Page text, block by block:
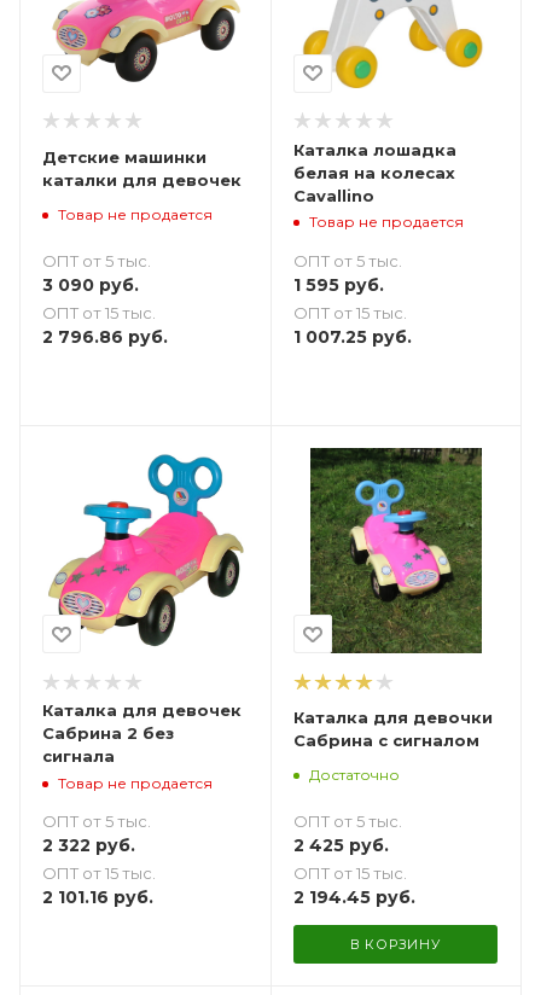
Детские машинки
каталки для девочек
Товар не продается
ОПТ от 5 тыс.
3 090 руб.
ОПТ от 15 тыс.
2 796.86 руб.
Каталка лошадка
белая на колесах
Cavallino
Товар не продается
ОПТ от 5 тыс.
1 595руб.
ОПТ от 15 тыс.
1 007.25руб.
Каталка для девочек
Сабрина 2 без
сигнала
Товар не продается
ОПТ от 5 тыс.
2 322 руб.
ОПТ от 15 тыс.
2 101.16 руб.
Каталка для девочки
Сабрина с сигналом
Достаточно
ОПТ от 5 тыс.
2 425руб.
ОПТ от 15 тыс.
2 194.45руб.
В КОРЗИНУ